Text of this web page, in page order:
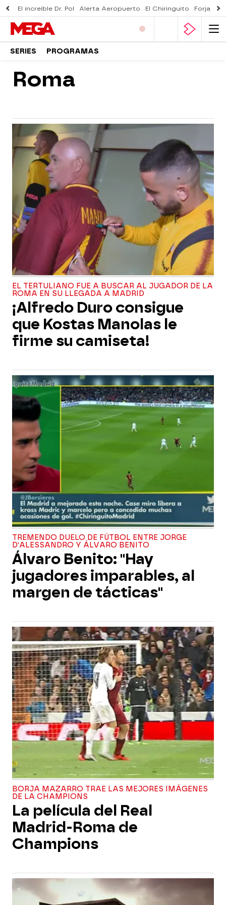
El increíble Dr. Pol Alerta Aeropuerto El Chiringuito Forjado
SERIES PROGRAMAS
Roma
EL TERTULIANO FUE A BUSCAR AL JUGADOR DE LA
ROMA EN SU LLEGADA A MADRID
¡Alfredo Duro consigue
que Kostas Manolas le
firme su camiseta!
TREMENDO DUELO DE FÚTBOL ENTRE JORGE
D'ALESSANDRO Y ÁLVARO BENITO
Álvaro Benito: "Hay
jugadores imparables, al
margen de tácticas"
BORJA MAZARRO TRAE LAS MEJORES IMÁGENES
DE LA CHAMPIONS
La película del Real
Madrid-Roma de
Champions